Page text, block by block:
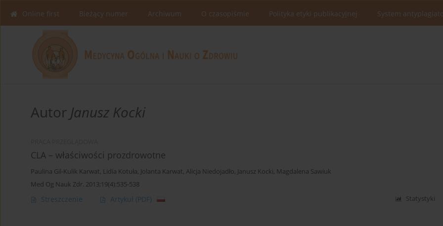
Online first Bieżący numer Archiwum O czasopiśmie Polityka etyki publikacyjnej System
Autor Janusz Kocki
CLA – właściwości prozdrowotne
Paulina Gil-Kulik Karwat, Lidia Kotuła, Jolanta Karwat, Alicja Niedojadło, Janusz Kocki, Magdalena Sawiuk
Med Og Nauk Zdr. 2013;19(4):535-538
Streszczenie Artykuł (PDF) Statystyki